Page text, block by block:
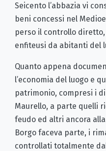
Seicento l’abbazia vi
beni concessi nel
perso il controllo
enfiteusi da abitanti del
Quanto appena
l’economia del luogo e
patrimonio, compresi i
Maurello, a parte quelli
feudo ed altri ancora
Borgo faceva parte, i
controllati totalmente